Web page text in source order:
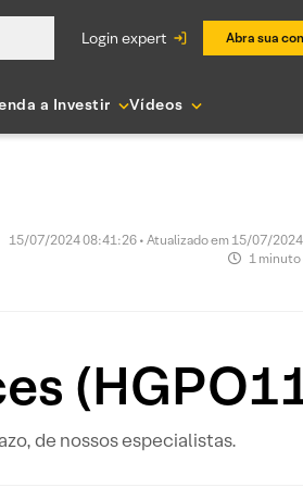
login expert Abra sua
a Investir Vídeos
15/07/2024 08:41:26 • Atualizado em 15/07/
1
de nossos especialistas.